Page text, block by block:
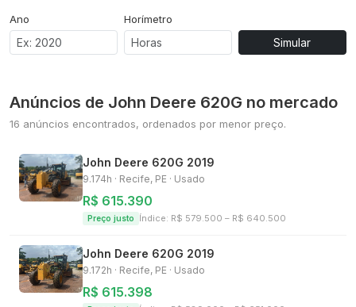
Ano Horímetro
Simular
Anúncios de John Deere 620G no mercado
16 anúncios encontrados, ordenados por menor preço.
John Deere 620G 2019
9.174h · Recife, PE · Usado
R$ 615.390
Preço justo Índice: R$ 579.500 – R$ 640.500
John Deere 620G 2019
9.172h · Recife, PE · Usado
R$ 615.398